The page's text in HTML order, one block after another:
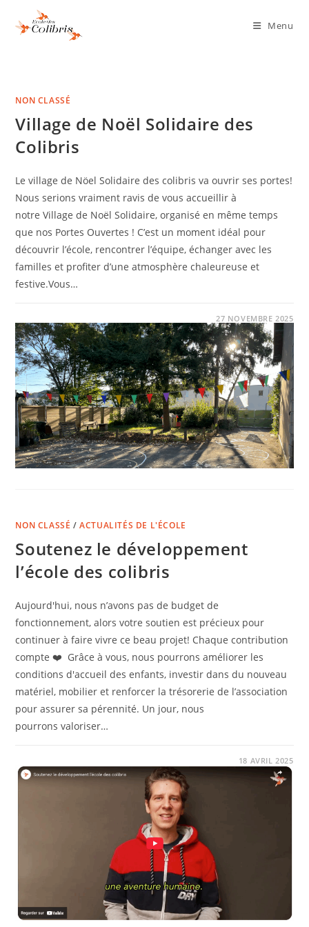
Menu
NON CLASSÉ
Village de Noël Solidaire des
Colibris
Le village de Nöel Solidaire des colibris va ouvrir ses portes!
Nous serions vraiment ravis de vous accueillir à
notre Village de Noël Solidaire, organisé en même temps
que nos Portes Ouvertes ! C’est un moment idéal pour
découvrir l’école, rencontrer l’équipe, échanger avec les
familles et profiter d’une atmosphère chaleureuse et
festive.Vous…
27 NOVEMBRE 2025
NON CLASSÉ /ACTUALITÉS DE L'ÉCOLE
Soutenez le développement
l’école des colibris
Aujourd'hui, nous n’avons pas de budget de
fonctionnement, alors votre soutien est précieux pour
continuer à faire vivre ce beau projet! Chaque contribution
compte ❤️ Grâce à vous, nous pourrons améliorer les
conditions d'accueil des enfants, investir dans du nouveau
matériel, mobilier et renforcer la trésorerie de l’association
pour assurer sa pérennité. Un jour, nous
pourrons valoriser…
18 AVRIL 2025